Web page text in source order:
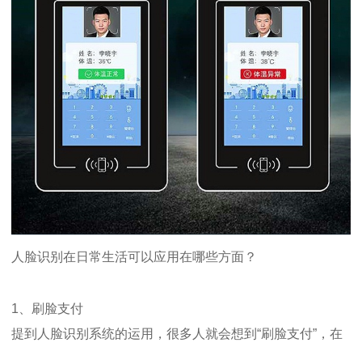
人脸识别在日常生活可以应用在哪些方面？
1、刷脸支付
提到人脸识别系统的运用，很多人就会想到“刷脸支付”，在